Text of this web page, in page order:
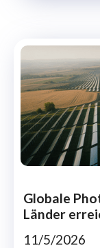
Globale
Länder
11/5/2026